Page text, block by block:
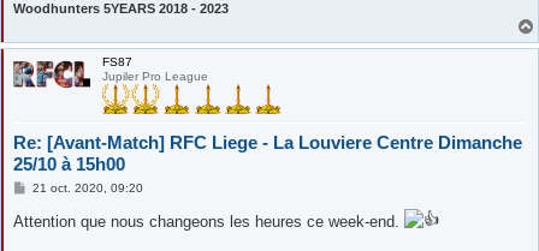
Woodhunters 5YEARS 2018 - 2023
FS87
Jupiler Pro League
Re: [Avant-Match] RFC Liege - La Louviere Centre Dimanche
25/10 à 15h00
M
s
s
21 oct. 2020, 09:20
Attention que nous changeons les heures ce week-end.